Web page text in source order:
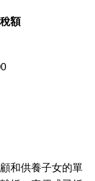
額
和供養子女的單